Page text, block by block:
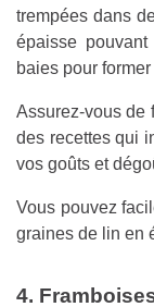
trempées dans
épaisse
baies pour
Assurez-vous de
des recettes qui
vos goûts et
Vous pouvez
graines de lin en
4.